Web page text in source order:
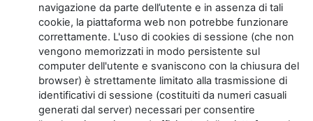
navigazione da parte dell’utente e in assenza di tali
cookie, la piattaforma web non potrebbe funzionare
correttamente. L'uso di cookies di sessione (che non
vengono memorizzati in modo persistente sul
computer dell'utente e svaniscono con la chiusura del
browser) è strettamente limitato alla trasmissione di
identificativi di sessione (costituiti da numeri casuali
generati dal server) necessari per consentire